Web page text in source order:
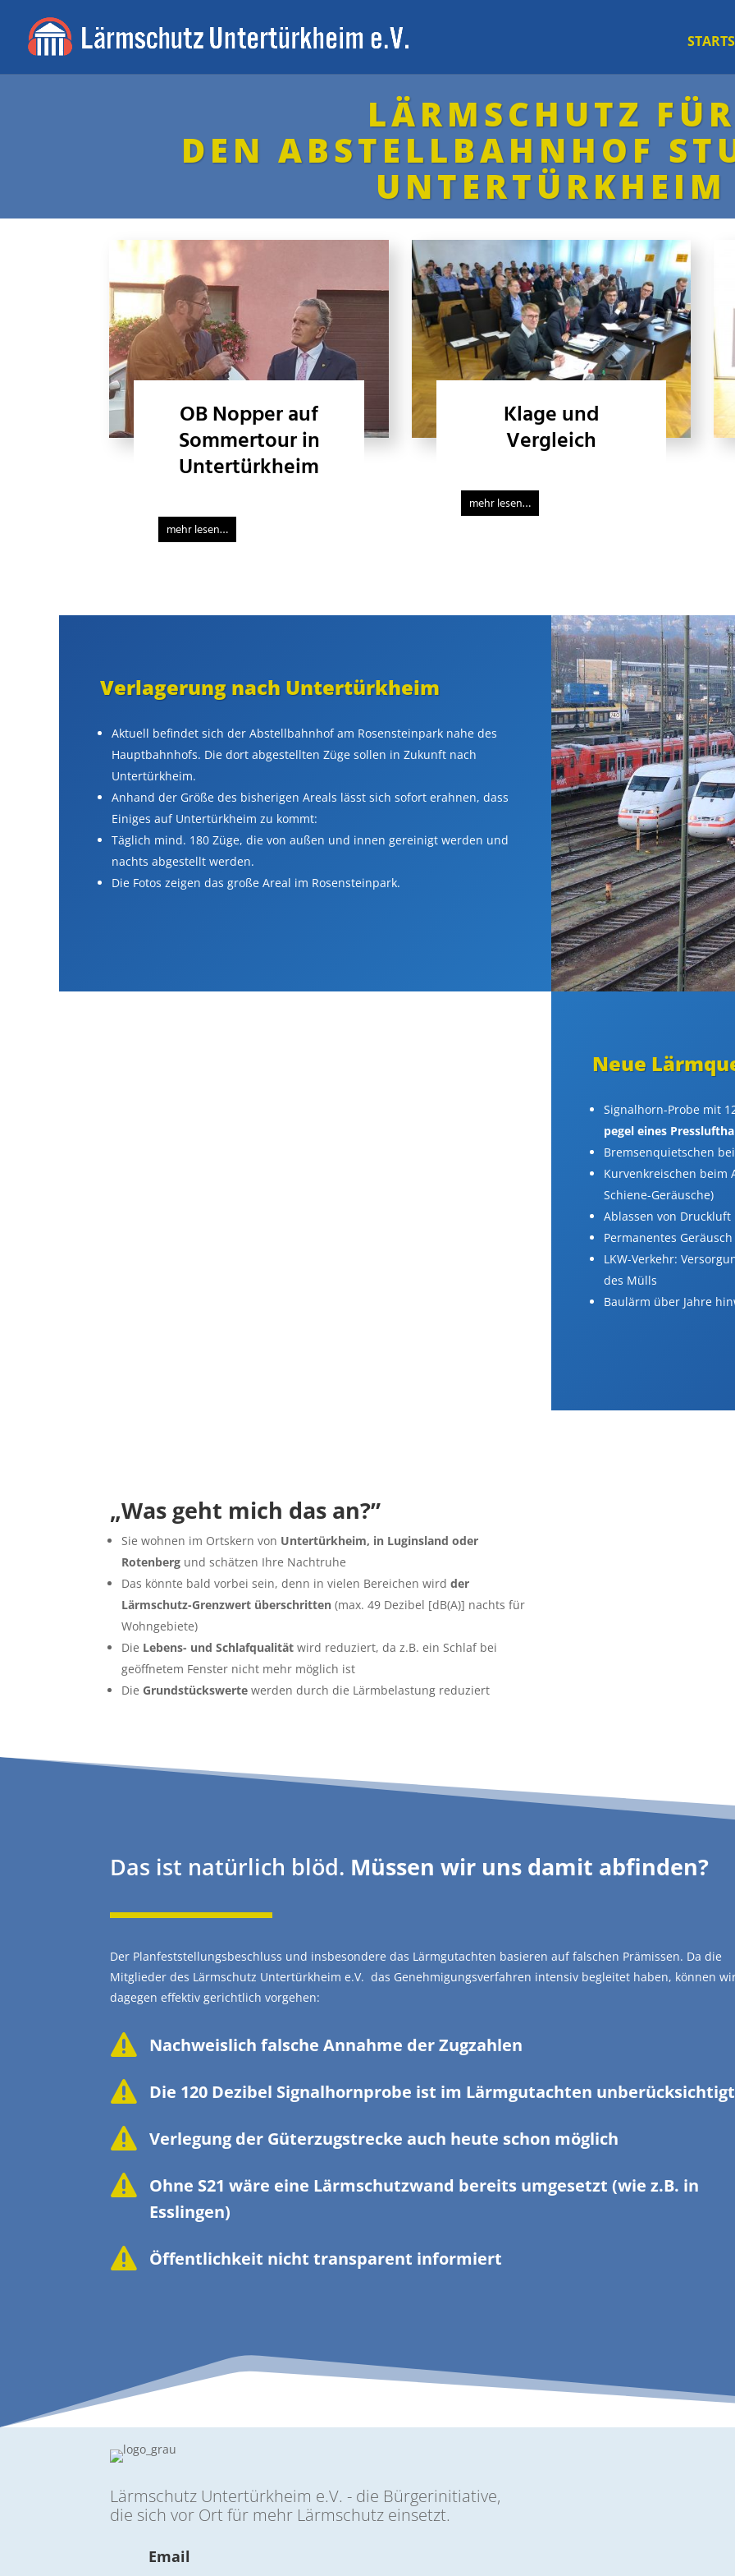
LÄRMSCHUTZ FÜR
DEN ABSTELL­BAHNHOF
UNTERTÜRKHEIM
OB Nopper auf
Sommertour in
Untertürkheim
mehr lesen…
Klage und
Vergleich
mehr lesen…
Verla­gerung nach Untertürkheim
Aktuell befindet sich der Abstell­bahnhof am Rosen­steinpark nahe des
Haupt­bahnhofs. Die dort abgestellten Züge sollen in Zukunft nach
Untertürkheim.
Anhand der Größe des bishe­rigen Areals lässt sich sofort erahnen, dass
Einiges auf Unter­türkheim zu kommt:
Täglich mind. 180 Züge, die von außen und innen gereinigt werden und
nachts abgestellt werden.
Die Fotos zeigen das große Areal im Rosensteinpark.
Neue
Signalhorn-Probe mit
pegel eines
Bremsen­quiet­schen
Kurven­krei­schen beim
Schiene-Geräusche)
Ablassen von Druckluft
Perma­nentes
LKW-Verkehr:
des Mülls
Baulärm über Jahre
„Was geht mich das an?”
Sie wohnen im Ortskern von Unter­türkheim, in Luginsland oder
Rotenberg und schätzen Ihre Nachtruhe
Das könnte bald vorbei sein, denn in vielen Bereichen wirdder
Lärmschutz-Grenzwert überschritten (max. 49 Dezibel [dB(A)] nachts für
Wohngebiete)
Die Lebens- und Schlaf­qua­lität wird reduziert, da z.B. ein Schlaf bei
geöff­netem Fenster nicht mehr möglich ist
Die Grund­stücks­werte werden durch die Lärmbe­lastung reduziert
Das ist natürlich blöd. Müssen wir uns damit abfinden?
Der Planfest­stel­lungs­be­schluss und insbe­sondere das Lärmgut­achten basieren auf falschen Prämissen. Da die
Mitglieder des Lärmschutz Unter­türkheim e.V. das Geneh­mi­gungs­ver­fahren intensiv begleitet haben, können
dagegen effektiv gerichtlich vorgehen:
 Nachweislich falsche Annahme der Zugzahlen
 Die 120 Dezibel Signal­horn­probe ist im Lärmgut­achten unberücksichtigt
 Verlegung der Güter­zug­strecke auch heute schon möglich

Ohne S21 wäre eine Lärmschutzwand bereits umgesetzt (wie z.B. in
Esslingen)
 Öffent­lichkeit nicht trans­parent informiert
Lärmschutz Untertürkheim e.V. - die Bürgerinitiative,
die sich vor Ort für mehr Lärmschutz einsetzt.
Email